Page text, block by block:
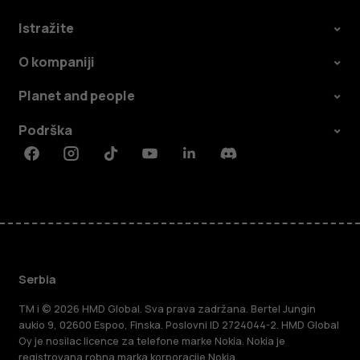
Istražite
O kompaniji
Planet and people
Podrška
FacebookInstagramTiktokYoutubeLinkedinDiscord
Serbia
TM i © 2026 HMD Global. Sva prava zadržana. Bertel Jungin
aukio 9, 02600 Espoo, Finska. Poslovni ID 2724044-2. HMD Global
Oy je nosilac licence za telefone marke Nokia. Nokia je